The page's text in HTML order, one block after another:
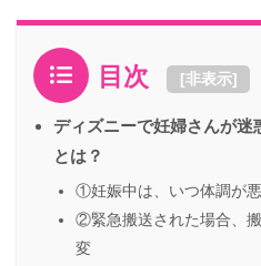
目次 [非表示]
ディズニーで妊婦さんが迷
とは？
①妊娠中は、いつ体調が
②緊急搬送された場合、
変